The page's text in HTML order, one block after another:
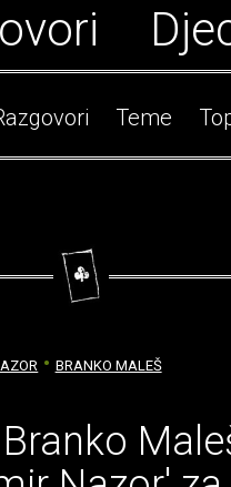
Teme
BRANKO MALEŠ